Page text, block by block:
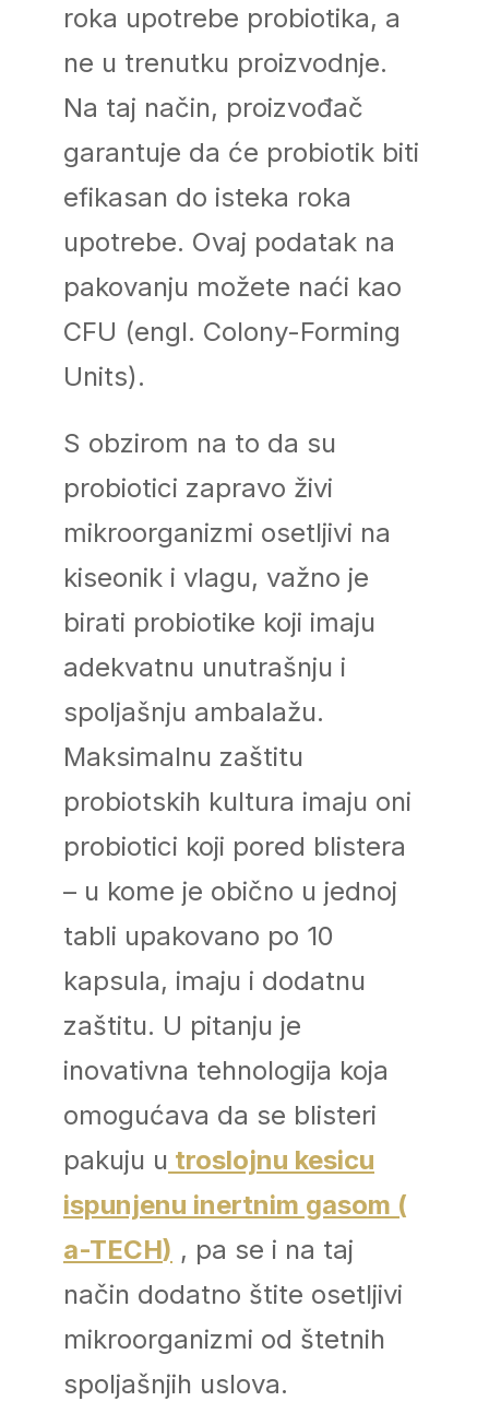
roka upotrebe probiotika, a
ne u trenutku proizvodnje.
Na taj način, proizvođač
garantuje da će probiotik biti
efikasan do isteka roka
upotrebe. Ovaj podatak na
pakovanju možete naći kao
CFU (engl. Colony-Forming
Units).
S obzirom na to da su
probiotici zapravo živi
mikroorganizmi osetljivi na
kiseonik i vlagu, važno je
birati probiotike koji imaju
adekvatnu unutrašnju i
spoljašnju ambalažu.
Maksimalnu zaštitu
probiotskih kultura imaju oni
probiotici koji pored blistera
– u kome je obično u jednoj
tabli upakovano po 10
kapsula, imaju i dodatnu
zaštitu. U pitanju je
inovativna tehnologija koja
omogućava da se blisteri
pakuju u troslojnu kesicu
ispunjenu inertnim gasom (
a-TECH) , pa se i na taj
način dodatno štite osetljivi
mikroorganizmi od štetnih
spoljašnjih uslova.